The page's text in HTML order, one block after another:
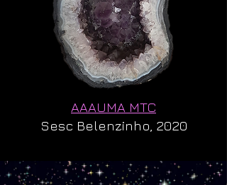
AAAUMA MTC
Sesc Belenzinho, 2020